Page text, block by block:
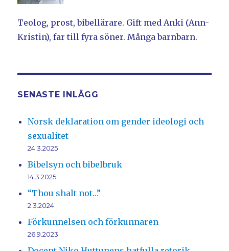
Teolog, prost, bibellärare. Gift med Anki (Ann-
Kristin), far till fyra söner. Många barnbarn.
SENASTE INLÄGG
Norsk deklaration om gender ideologi och
sexualitet
24.3.2025
Bibelsyn och bibelbruk
14.3.2025
“Thou shalt not…”
2.3.2024
Förkunnelsen och förkunnaren
26.9.2023